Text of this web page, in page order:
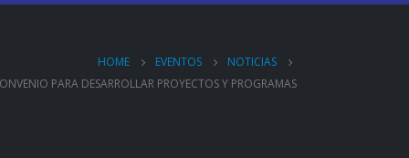
HOME EVENTOS
NOTICIAS
PARA DESARROLLAR PROYECTOS Y PROGRAMAS